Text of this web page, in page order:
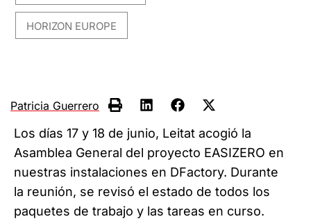
HORIZON EUROPE
Patricia Guerrero
Los días 17 y 18 de junio, Leitat acogió la
Asamblea General del proyecto EASIZERO en
nuestras instalaciones en DFactory. Durante
la reunión, se revisó el estado de todos los
paquetes de trabajo y las tareas en curso.